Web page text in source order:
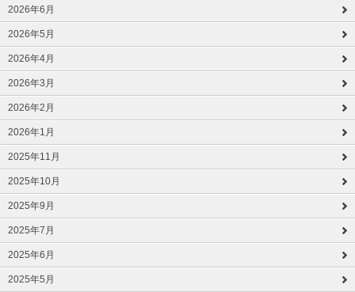
2026年6月
2026年5月
2026年4月
2026年3月
2026年2月
2026年1月
2025年11月
2025年10月
2025年9月
2025年7月
2025年6月
2025年5月